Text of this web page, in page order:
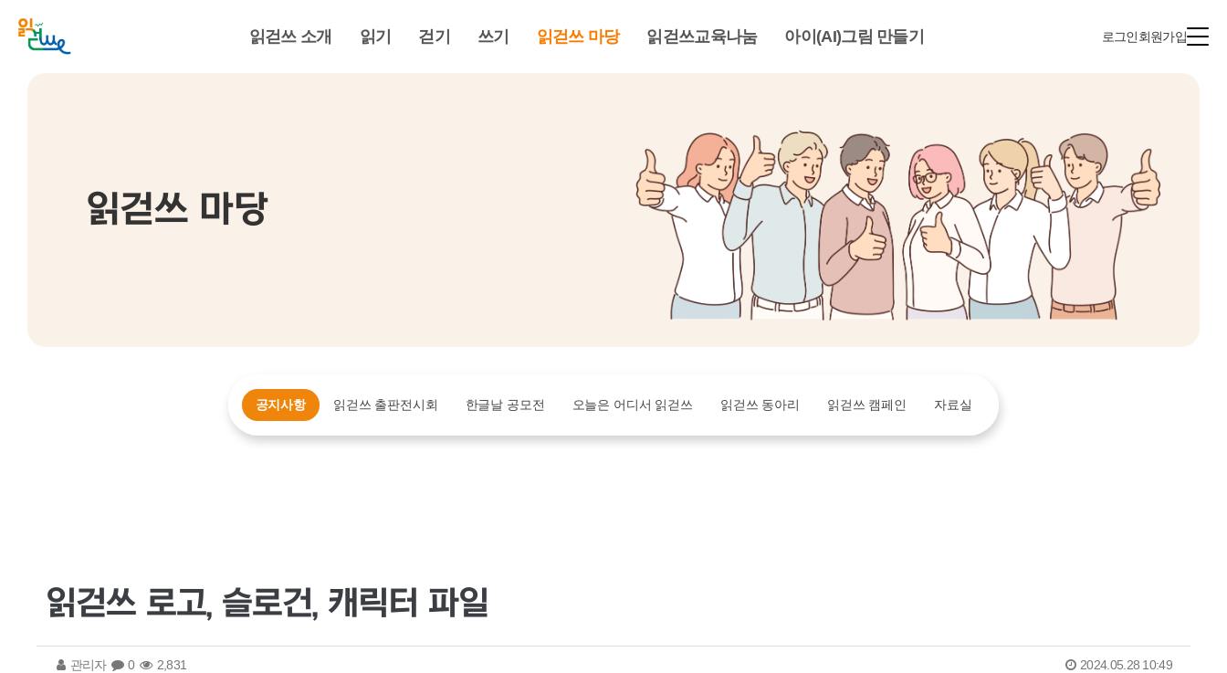
읽걷쓰 소개 읽기 걷기 쓰기 읽걷쓰 마당 읽걷쓰교육나눔 아이(AI)그림 만들기 로그인회원가입
읽걷쓰 마당
공지사항 읽걷쓰 출판전시회 한글날 공모전 오늘은 어디서 읽걷쓰 읽걷쓰 동아리 읽걷쓰 캠페인 자료실
읽걷쓰 로고, 슬로건, 캐릭터 파일
관리자 0 2,831 2024.05.28 10:49